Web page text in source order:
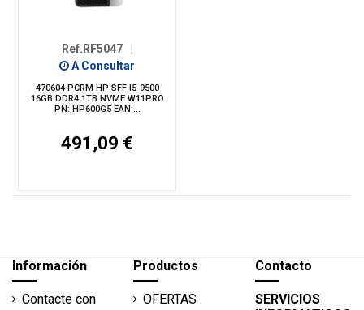
Ref.RF5047
|
A Consultar
470604 PCRM HP SFF I5-9500
16GB DDR4 1TB NVME W11PRO
PN: HP600G5 EAN:...
491,09 €
Información
Contacte con
Productos
OFERTAS
Contacto
SERVICIOS